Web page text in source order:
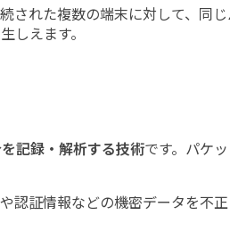
された複数の端末に対して、同
しえます。
記録・解析する技術です。パケ
認証情報などの機密データを不